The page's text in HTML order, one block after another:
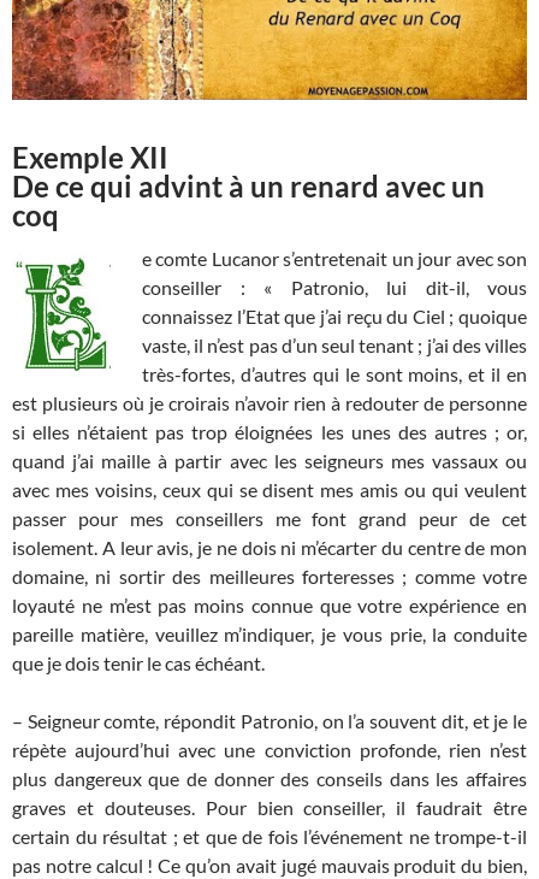
Exemple XII
De ce qui advint à un renard avec un
coq
e comte Lucanor s’entretenait un jour avec son
conseiller : « Patronio, lui dit-il, vous
connaissez l’Etat que j’ai reçu du Ciel ; quoique
vaste, il n’est pas d’un seul tenant ; j’ai des villes
très-fortes, d’autres qui le sont moins, et il en
est plusieurs où je croirais n’avoir rien à redouter de personne
si elles n’étaient pas trop éloignées les unes des autres ; or,
quand j’ai maille à partir avec les seigneurs mes vassaux ou
avec mes voisins, ceux qui se disent mes amis ou qui veulent
passer pour mes conseillers me font grand peur de cet
isolement. A leur avis, je ne dois ni m’écarter du centre de mon
domaine, ni sortir des meilleures forteresses ; comme votre
loyauté ne m’est pas moins connue que votre expérience en
pareille matière, veuillez m’indiquer, je vous prie, la conduite
que je dois tenir le cas échéant.
– Seigneur comte, répondit Patronio, on l’a souvent dit, et je le
répète aujourd’hui avec une conviction profonde, rien n’est
plus dangereux que de donner des conseils dans les affaires
graves et douteuses. Pour bien conseiller, il faudrait être
certain du résultat ; et que de fois l’événement ne trompe-t-il
pas notre calcul ! Ce qu’on avait jugé mauvais produit du bien,